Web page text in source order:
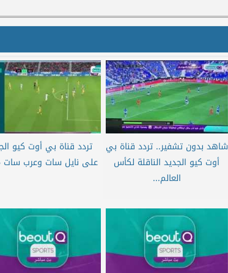
شاهد بدون تشفير.. تردد قناة بي
أوت كيو الجديد الناقلة لكأس
العالم...
تردد قناة بي أوت كيو
على نايل سات وعرب سات 2026